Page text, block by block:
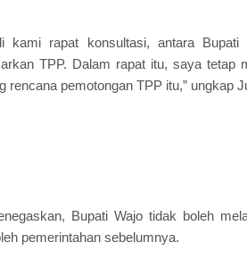
kami rapat konsultasi, antara
TPP. Dalam rapat itu, saya tetap
rencana pemotongan TPP itu,” ungkap
Bupati Wajo tidak boleh
pemerintahan sebelumnya.